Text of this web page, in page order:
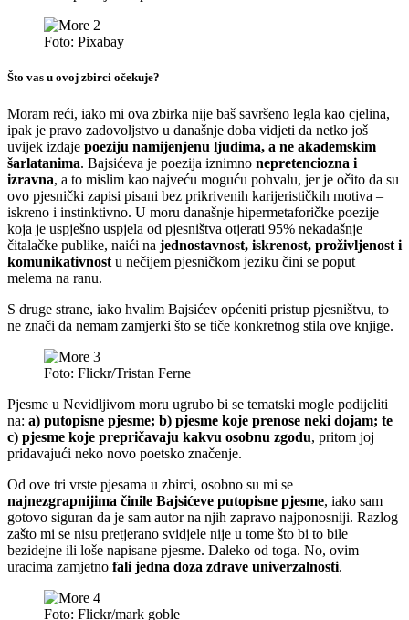
Foto: Pixabay
Što vas u ovoj zbirci očekuje?
Moram reći, iako mi ova zbirka nije baš savršeno legla kao cjelina,
ipak je pravo zadovoljstvo u današnje doba vidjeti da netko još
uvijek izdaje poeziju namijenjenu ljudima, a ne akademskim
šarlatanima. Bajsićeva je poezija iznimno nepretenciozna i
izravna, a to mislim kao najveću moguću pohvalu, jer je očito da su
ovo pjesnički zapisi pisani bez prikrivenih karijerističkih motiva –
iskreno i instinktivno. U moru današnje hipermetaforičke poezije
koja je uspješno uspjela od pjesništva otjerati 95% nekadašnje
čitalačke publike, naići na jednostavnost, iskrenost, proživljenost i
komunikativnost u nečijem pjesničkom jeziku čini se poput
melema na ranu.
S druge strane, iako hvalim Bajsićev općeniti pristup pjesništvu, to
ne znači da nemam zamjerki što se tiče konkretnog stila ove knjige.
Foto: Flickr/Tristan Ferne
Pjesme u Nevidljivom moru ugrubo bi se tematski mogle podijeliti
na: a) putopisne pjesme; b) pjesme koje prenose neki dojam; te
c) pjesme koje prepričavaju kakvu osobnu zgodu, pritom joj
pridavajući neko novo poetsko značenje.
Od ove tri vrste pjesama u zbirci, osobno su mi se
najnezgrapnijima činile Bajsićeve putopisne pjesme, iako sam
gotovo siguran da je sam autor na njih zapravo najponosniji. Razlog
zašto mi se nisu pretjerano svidjele nije u tome što bi to bile
bezidejne ili loše napisane pjesme. Daleko od toga. No, ovim
uracima zamjetno fali jedna doza zdrave univerzalnosti.
Foto: Flickr/mark goble